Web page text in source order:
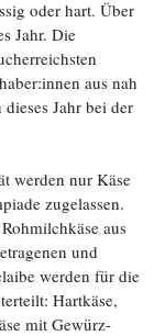
oder hart. Über
Jahr. Die
aus nah
Jahr bei der
werden nur Käse
zugelassen.
aus
und
werden für die
Hartkäse,
mit Gewürz-